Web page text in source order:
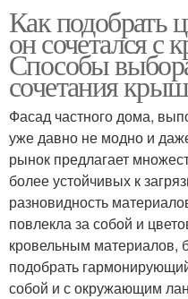
Как подобрать
он сочетался с
Способы
сочетания
Фасад частного дома,
уже давно не модно и
рынок предлагает
более устойчивых к
разновидность
повлекла за собой и
кровельным материалов,
подобрать
собой и с окружающим